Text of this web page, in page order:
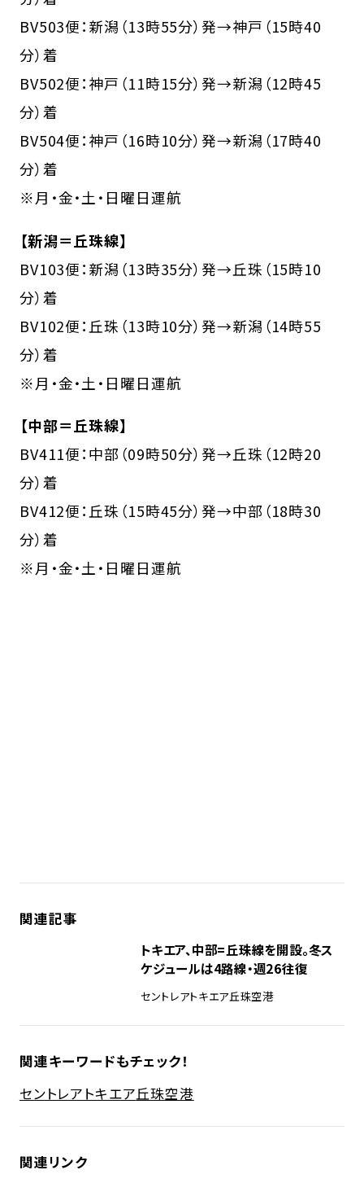
BV503便：新潟（13時55分）発→神戸（15時40
分）着
BV502便：神戸（11時15分）発→新潟（12時45
分）着
BV504便：神戸（16時10分）発→新潟（17時40
分）着
※月・金・土・日曜日運航
【新潟＝丘珠線】
BV103便：新潟（13時35分）発→丘珠（15時10
分）着
BV102便：丘珠（13時10分）発→新潟（14時55
分）着
※月・金・土・日曜日運航
【中部＝丘珠線】
BV411便：中部（09時50分）発→丘珠（12時20
分）着
BV412便：丘珠（15時45分）発→中部（18時30
分）着
※月・金・土・日曜日運航
関連記事
トキエア、中部=丘珠線を開設。冬ス
ケジュールは4路線・週26往復
セントレアトキエア丘珠空港
関連キーワードもチェック！
セントレア トキエア丘珠空港
関連リンク